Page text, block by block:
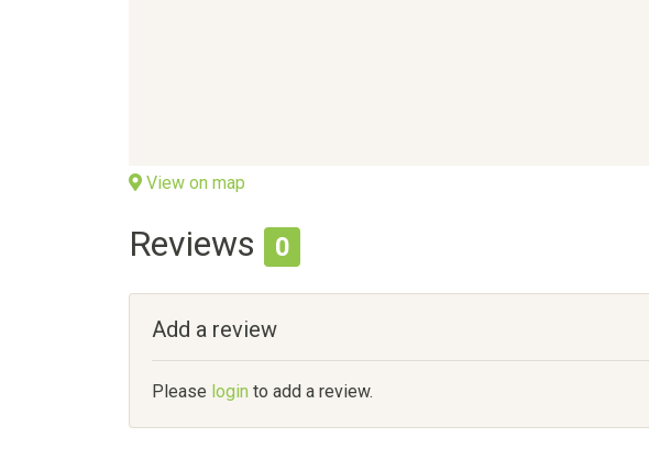
View on map
Reviews 0
Add a review
Please login to add a review.